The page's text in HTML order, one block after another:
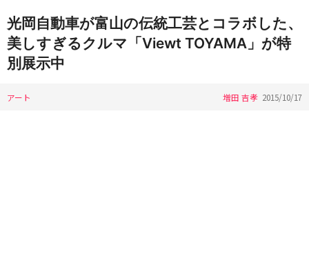
光岡自動車が富山の伝統工芸とコラボした、
美しすぎるクルマ「Viewt TOYAMA」が特
別展示中
アート 増田 吉孝 2015/10/17